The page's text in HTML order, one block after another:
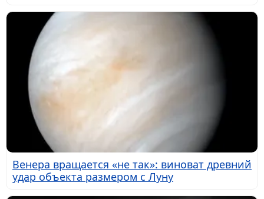
Венера вращается «не так»: виноват древний
удар объекта размером с Луну